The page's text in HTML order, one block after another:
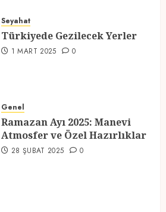
1 MART 2025
Atmosfer ve Özel Hazırlıklar
28 ŞUBAT 2025 0
Seyahat
Türkiyede Gezilecek Yerler
1 MART 2025 0
Genel
Ramazan Ayı 2025: Manevi
Atmosfer ve Özel Hazırlıklar
28 ŞUBAT 2025 0